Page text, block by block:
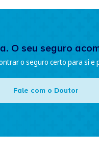
O seu seguro
o seguro certo para si e
Fale com o Doutor